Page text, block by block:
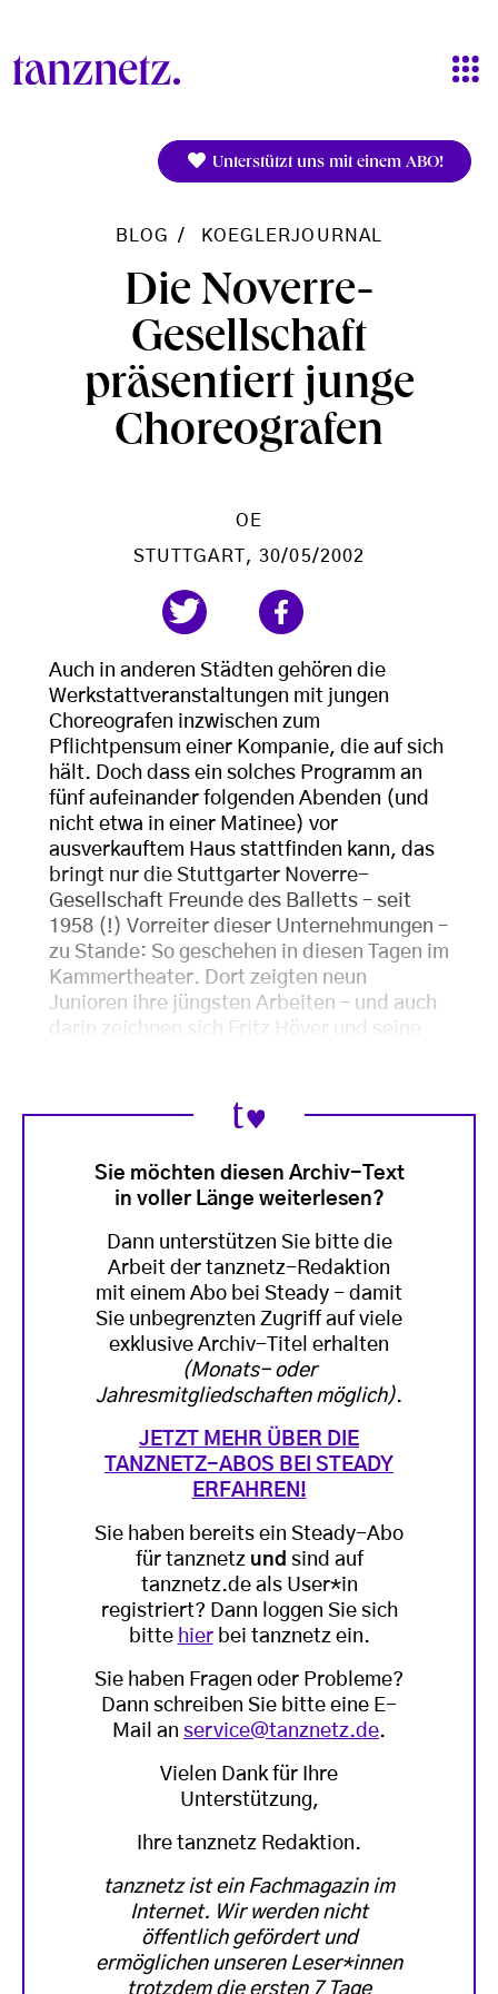
Unterstützt uns mit einem ABO!
BLOG KOEGLERJOURNAL
Die Noverre-
Gesellschaft
präsentiert junge
Choreografen
OE
STUTTGART
, 30/05/2002
Auch in anderen Städten gehören die
Werkstattveranstaltungen mit jungen
Choreografen inzwischen zum
Pflichtpensum einer Kompanie, die auf sich
hält. Doch dass ein solches Programm an
fünf aufeinander folgenden Abenden (und
nicht etwa in einer Matinee) vor
ausverkauftem Haus stattfinden kann, das
bringt nur die Stuttgarter Noverre-
Gesellschaft Freunde des Balletts – seit
1958 (!) Vorreiter dieser Unternehmungen –
zu Stande: So geschehen in diesen Tagen im
Kammertheater. Dort zeigten neun
Junioren ihre jüngsten Arbeiten – und auch
darin zeichnen sich Fritz Höver und seine
Sie möchten diesen Archiv-Text
in voller Länge weiterlesen?
Dann unterstützen Sie bitte die
Arbeit der tanznetz-Redaktion
mit einem Abo bei Steady - damit
Sie unbegrenzten Zugriff auf viele
exklusive Archiv-Titel erhalten
(Monats- oder
Jahresmitgliedschaften möglich).
JETZT MEHR ÜBER DIE
TANZNETZ-ABOS BEI STEADY
ERFAHREN!
Sie haben bereits ein Steady-Abo
für tanznetz und sind auf
tanznetz.de als User*in
registriert? Dann loggen Sie sich
bitte hierbei tanznetz ein.
Sie haben Fragen oder Probleme?
Dann schreiben Sie bitte eine E-
Mail an service@tanznetz.de.
Vielen Dank für Ihre
Unterstützung,
Ihre tanznetz Redaktion.
tanznetz ist ein Fachmagazin im
Internet. Wir werden nicht
öffentlich gefördert und
ermöglichen unseren Leser*innen
trotzdem die ersten 7 Tage